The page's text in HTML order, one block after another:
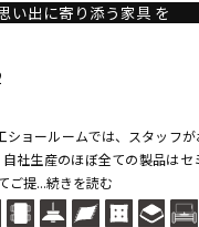
い出に寄り添う家具 を
ョールームでは、スタッフ
社生産のほぼ全ての製品は
ご提...続きを読む